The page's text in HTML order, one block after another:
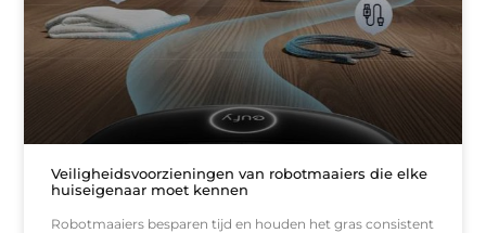
Veiligheidsvoorzieningen van robotmaaiers die elke
huiseigenaar moet kennen
Robotmaaiers besparen tijd en houden het gras consistent